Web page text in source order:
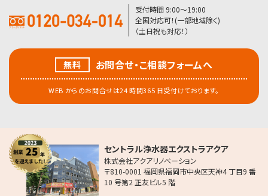
受付時間 9:00〜19:00
全国対応可！(一部地域除く)
（土日祝も対応！）
無料 お問合せ・こ相談フォームへ
WEB からのお問合せは24 時間365 日受付けております。
セントラル浄水器エクストラアクア
株式会社アクアリノベーション
〒810-0001 福岡県福岡市中央区天神4 丁目9 番
10 号第2 正友ビル5 階